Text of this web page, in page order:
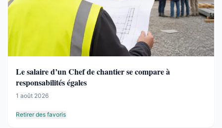
Le salaire d’un Chef de chantier se compare à
responsabilités égales
1 août 2026
Retirer des favoris